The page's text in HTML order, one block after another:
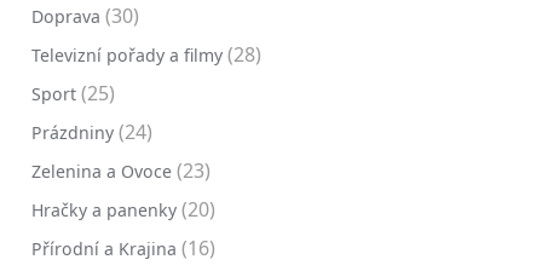
Doprava (30)
Televizní pořady a filmy (28)
Sport (25)
Prázdniny (24)
Zelenina a Ovoce (23)
Hračky a panenky (20)
Přírodní a Krajina (16)